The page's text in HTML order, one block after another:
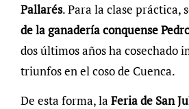
Pallarés. Para la clase práctica,
de la ganadería conquense
dos últimos años ha cosechado
triunfos en el coso de Cuenca.
De esta forma, la Feria de San